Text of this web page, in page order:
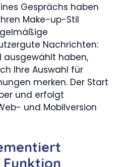
Gesprächs haben
Make-up-Stil
Nachrichten:
ausgewählt haben,
Ihre Auswahl für
merken. Der Start
und erfolgt
und Mobilversion
Funktion